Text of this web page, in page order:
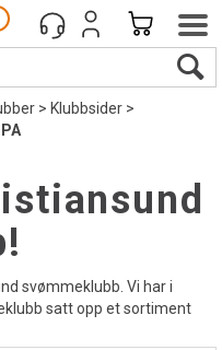
>Klubbsider>
svømmeklubb. Vi har i
satt opp et sortiment